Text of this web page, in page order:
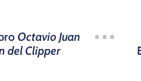
Octavio Juan
del Clipper